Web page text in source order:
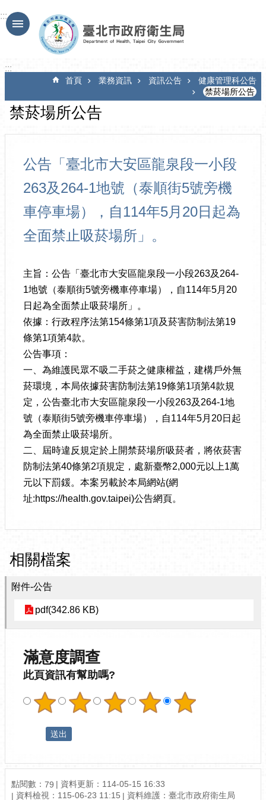
跳到主要內容區塊
:::
:::
首頁 業務資訊 資訊公告
健康管理科公告
禁菸場所公告
禁菸場所公告
公告「臺北市大安區龍泉段一小段
263及264-1地號（泰順街5號旁機
車停車場），自114年5月20日起為
全面禁止吸菸場所」。
主旨：公告「臺北市大安區龍泉段一小段263及264-
1地號（泰順街5號旁機車停車場），自114年5月20
日起為全面禁止吸菸場所」。
依據：行政程序法第154條第1項及菸害防制法第19
條第1項第4款。
公告事項：
一、為維護民眾不吸二手菸之健康權益，建構戶外無
菸環境，本局依據菸害防制法第19條第1項第4款規
定，公告臺北市大安區龍泉段一小段263及264-1地
號（泰順街5號旁機車停車場），自114年5月20日起
為全面禁止吸菸場所。
二、屆時違反規定於上開禁菸場所吸菸者，將依菸害
防制法第40條第2項規定，處新臺幣2,000元以上1萬
元以下罰鍰。本案另載於本局網站(網
址:https://health.gov.taipei)公告網頁。
相關檔案
附件-公告
pdf(342.86 KB)
滿意度調查
此頁資訊有幫助嗎?
點閱數： 79
資料更新：114-05-15 16:33
資料檢視：115-06-23 11:15
資料維護：臺北市政府衛生局